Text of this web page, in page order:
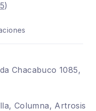
)
Chacabuco 1085,
Columna, Artrosis